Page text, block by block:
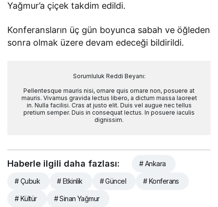
Yağmur’a çiçek takdim edildi.
Konferansların üç gün boyunca sabah ve öğleden
sonra olmak üzere devam edeceği bildirildi.
Sorumluluk Reddi Beyanı:
Pellentesque mauris nisi, ornare quis ornare non, posuere at
mauris. Vivamus gravida lectus libero, a dictum massa laoreet
in. Nulla facilisi. Cras at justo elit. Duis vel augue nec tellus
pretium semper. Duis in consequat lectus. In posuere iaculis
dignissim.
Haberle ilgili daha fazlası: # Ankara
# Çubuk # Etkinlik # Güncel # Konferans
# Kültür # Sinan Yağmur